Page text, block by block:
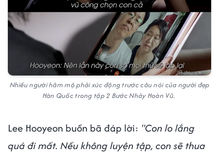
Nhiều người hâm mộ phải xúc động trước câu nói của người đẹp
Hàn Quốc trong tập 2 Bước Nhảy Hoàn Vũ.
Lee Hooyeon buồn bã đáp lời: "Con lo lắng
quá đi mất. Nếu không luyện tập, con sẽ thua